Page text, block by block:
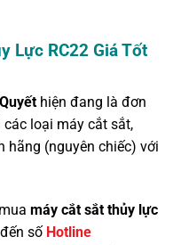
Lực RC22 Giá Tốt
hiện đang là đơn
loại máy cắt sắt,
hãng (nguyên chiếc) với
máy cắt sắt thủy lực
số Hotline